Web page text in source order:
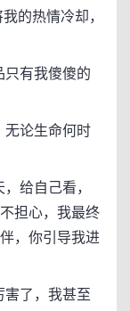
的热情冷却，
有我傻傻的
论生命何时
给自己看，
担心，我最终
，你引导我进
了，我甚至